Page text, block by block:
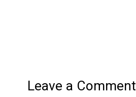
Leave a Comment